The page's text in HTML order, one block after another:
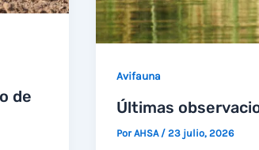
TAMARIT
EN
SALINAS
DE
POLA
de
Avifauna
Últimas
PorAHSA / 23 julio, 2026